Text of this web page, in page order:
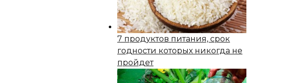
7 продуктов питания, срок
годности которых никогда не
пройдет